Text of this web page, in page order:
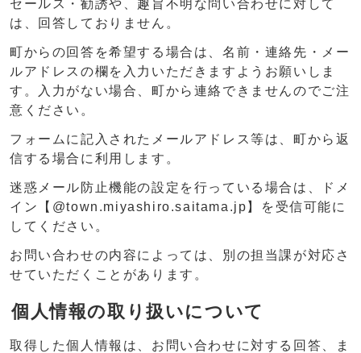
セールス・勧誘や、趣旨不明な問い合わせに対して
は、回答しておりません。
町からの回答を希望する場合は、名前・連絡先・メー
ルアドレスの欄を入力いただきますようお願いしま
す。入力がない場合、町から連絡できませんのでご注
意ください。
フォームに記入されたメールアドレス等は、町から返
信する場合に利用します。
迷惑メール防止機能の設定を行っている場合は、ドメ
イン【@town.miyashiro.saitama.jp】を受信可能に
してください。
お問い合わせの内容によっては、別の担当課が対応さ
せていただくことがあります。
個人情報の取り扱いについて
取得した個人情報は、お問い合わせに対する回答、ま